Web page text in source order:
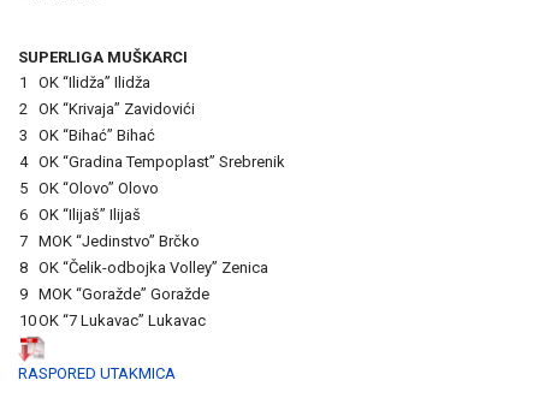
SUPERLIGA MUŠKARCI
1
OK “Ilidža” Ilidža
2 OK “Krivaja” Zavidovići
3
OK “Bihać” Bihać
4 OK “Gradina Tempoplast” Srebrenik
5 OK “Olovo” Olovo
6 OK “Ilijaš” Ilijaš
7 MOK “Jedinstvo” Brčko
8 OK “Čelik-odbojka Volley” Zenica
9 MOK “Goražde” Goražde
10OK “7 Lukavac” Lukavac
RASPORED UTAKMICA